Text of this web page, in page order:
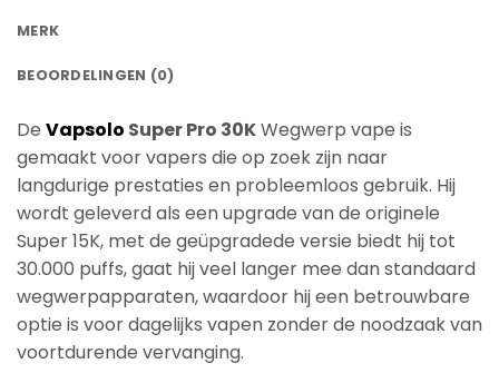
MERK
BEOORDELINGEN (0)
De Vapsolo Super Pro 30KWegwerp vape is
gemaakt voor vapers die op zoek zijn naar
langdurige prestaties en probleemloos gebruik. Hij
wordt geleverd als een upgrade van de originele
Super 15K, met de geüpgradede versie biedt hij tot
30.000 puffs, gaat hij veel langer mee dan standaard
wegwerpapparaten, waardoor hij een betrouwbare
optie is voor dagelijks vapen zonder de noodzaak van
voortdurende vervanging.